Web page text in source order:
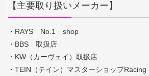
【主要取り扱いメーカー】
・RAYS No.1 shop
・BBS 取扱店
・KW（カーヴェイ）取扱店
・TEIN（テイン）マスターショップRacing